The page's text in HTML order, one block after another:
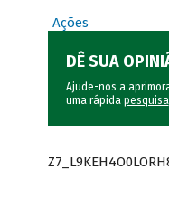
Ações
DÊ SUA
Ajude-nos a
uma rápida pesquisa